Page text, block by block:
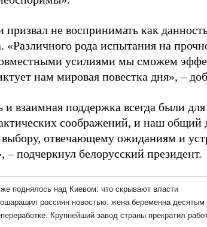
призвал не воспринимать как
«Различного рода испытания на
усилиями мы сможем
нам мировая повестка дня», –
и взаимная поддержка всегда были
соображений, и наш общий
отвечающему ожиданиям и
– подчеркнул белорусский президент.